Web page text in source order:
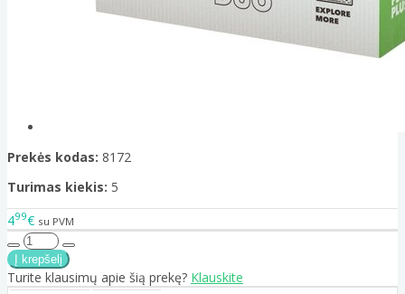
Prekės kodas: 8172
Turimas kiekis: 5
499€ su PVM
Turite klausimų apie šią prekę? Klauskite